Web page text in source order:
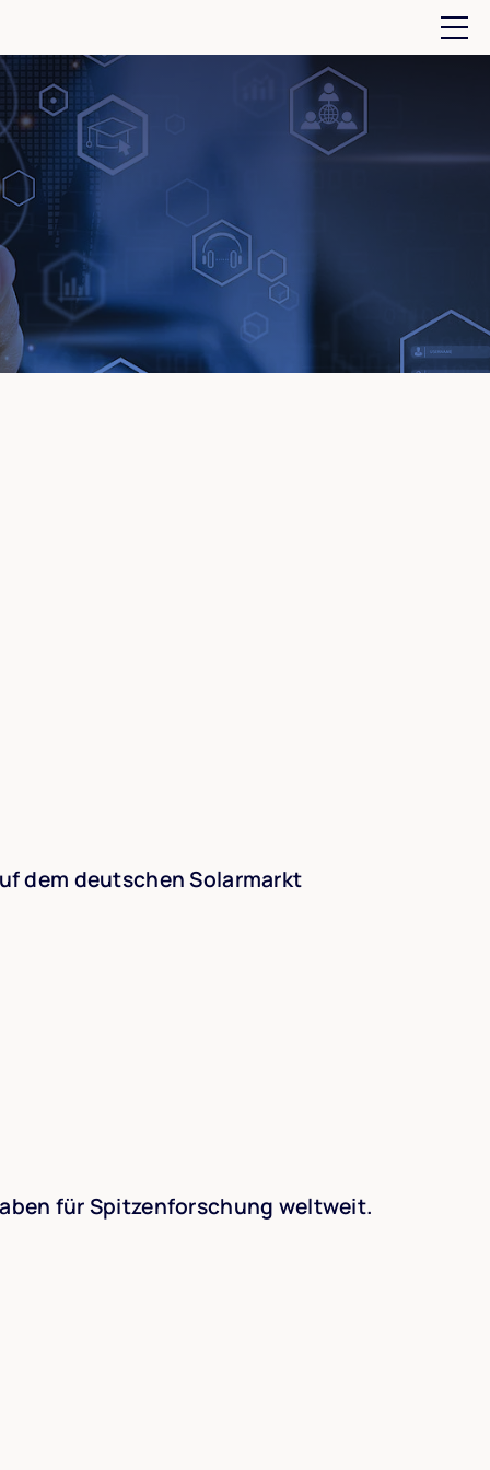
Suchfeld
dem deutschen Solarmarkt
für Spitzenforschung weltweit.